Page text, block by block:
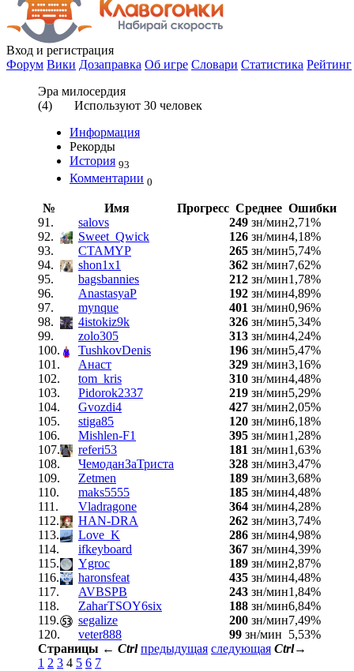
Вход и регистрация
Форум Вики Дозаправка Об игре Словари Статистика Рейтинг
Эра милосердия
(4) Используют 30 человек
Информация
Рекорды
История 93
Комментарии 0
№ Имя Прогресс Среднее Ошибки
91.
salovs 249 зн/мин2,71%
92.
Sweet_Qwick 126 зн/мин4,18%
93.
CTAMYP 265 зн/мин5,74%
94.
shon1x1 362 зн/мин7,62%
95.
bagsbannies 212 зн/мин1,78%
96.
AnastasyaP 192 зн/мин4,89%
97.
mynque 401 зн/мин0,96%
98.
4istokiz9k 326 зн/мин5,34%
99.
zolo305 313 зн/мин4,24%
100.
TushkovDenis 196 зн/мин5,47%
101.
Анаст 329 зн/мин3,16%
102.
tom_kris 310 зн/мин4,48%
103.
Pidorok2337 219 зн/мин5,29%
104.
Gvozdi4 427 зн/мин2,05%
105.
stiga85 120 зн/мин6,18%
106.
Mishlen-F1 395 зн/мин1,28%
107.
referi53 181 зн/мин1,63%
108.
ЧемоданЗаТриста 328 зн/мин3,47%
109.
Zetmen 189 зн/мин3,68%
110.
maks5555 185 зн/мин4,48%
111.
Vladragone 364 зн/мин4,28%
112.
HAN-DRA 262 зн/мин3,74%
113.
Love_K 286 зн/мин4,98%
114.
ifkeyboard 367 зн/мин4,39%
115.
Ygroc 189 зн/мин2,87%
116.
haronsfeat 435 зн/мин4,48%
117.
AVBSPB 243 зн/мин1,84%
118.
ZaharTSOY6six 188 зн/мин6,84%
119.
segalize 200 зн/мин7,49%
120.
veter888 99 зн/мин 5,53%
Страницы ← Ctrl предыдущая следующая Ctrl→
1 2 3 4 5 6 7